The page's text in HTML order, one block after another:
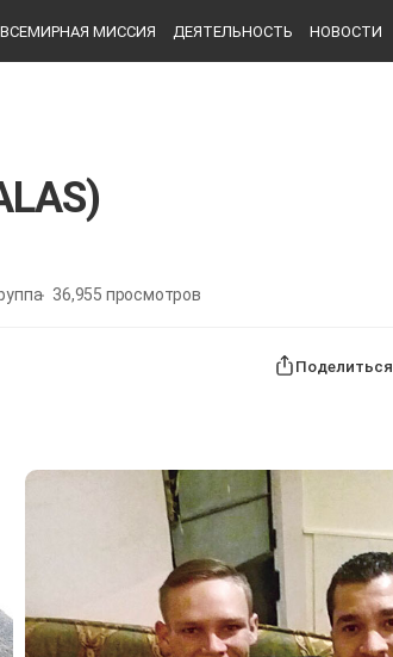
ВСЕМИРНАЯ МИССИЯ ДЕЯТЕЛЬНОСТЬ НОВОСТИ
36,955 просмотров
Поделиться